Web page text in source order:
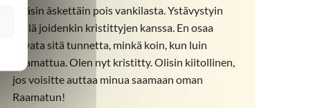
Pääsin äskettäin pois vankilasta. Ystävystyin
siellä joidenkin kristittyjen kanssa. En osaa
kuvata sitä tunnetta, minkä koin, kun luin
Raamattua. Olen nyt kristitty. Olisin kiitollinen,
jos voisitte auttaa minua saamaan oman
Raamatun!